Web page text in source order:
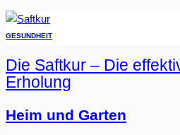
GESUNDHEIT
Die Saftkur – Die
Erholung
Heim und Garten